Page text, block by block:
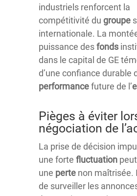
industriels renforcent la
compétitivité du groupe
internationale. La
puissance desfonds
dans le capital de GE
d’une confiance durable
performancefuture de l’
Pièges à éviter
négociation de
La prise de décision
une forte fluctuation
une perte non maîtrisée.
de surveiller les